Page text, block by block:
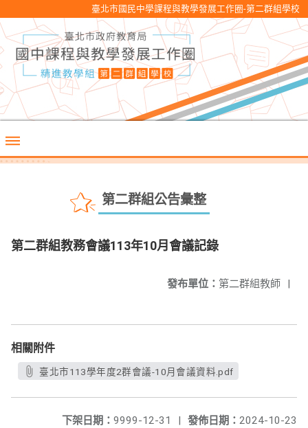
臺北市國民中學課程與教學發展工作圈-第二群組學校
第二群組公告彙整
第二群組教務會議113年10月會議記錄
發布單位： 第二群組教師 |
相關附件
臺北市113學年度2群會議-10月會議資料.pdf
發佈日期： 2024-10-23
下架日期： 9999-12-31
|